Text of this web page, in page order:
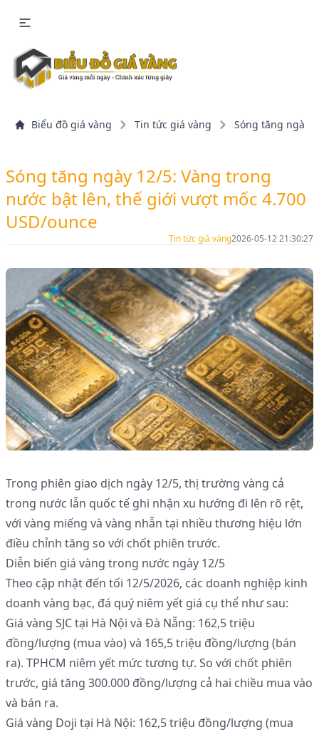
Biểu đồ giá vàng Tin tức giá vàng Sóng tăng ngày
Sóng tăng ngày 12/5: Vàng trong
nước bật lên, thế giới vượt mốc 4.700
USD/ounce
Tin tức giá vàng2026-05-12 21:30:27
Trong phiên giao dịch ngày 12/5, thị trường vàng cả
trong nước lẫn quốc tế ghi nhận xu hướng đi lên rõ rệt,
với vàng miếng và vàng nhẫn tại nhiều thương hiệu lớn
điều chỉnh tăng so với chốt phiên trước.
Diễn biến giá vàng trong nước ngày 12/5
Theo cập nhật đến tối 12/5/2026, các doanh nghiệp kinh
doanh vàng bạc, đá quý niêm yết giá cụ thể như sau:
Giá vàng SJC tại Hà Nội và Đà Nẵng: 162,5 triệu
đồng/lượng (mua vào) và 165,5 triệu đồng/lượng (bán
ra). TPHCM niêm yết mức tương tự. So với chốt phiên
trước, giá tăng 300.000 đồng/lượng cả hai chiều mua vào
và bán ra.
Giá vàng Doji tại Hà Nội: 162,5 triệu đồng/lượng (mua